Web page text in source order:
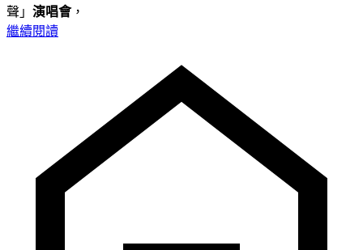
聲」 演唱會，
繼續閱讀